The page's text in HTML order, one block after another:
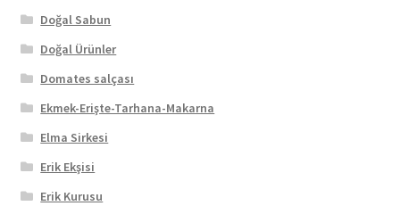
Doğal Sabun
Doğal Ürünler
Domates salçası
Ekmek-Erişte-Tarhana-Makarna
Elma Sirkesi
Erik Ekşisi
Erik Kurusu